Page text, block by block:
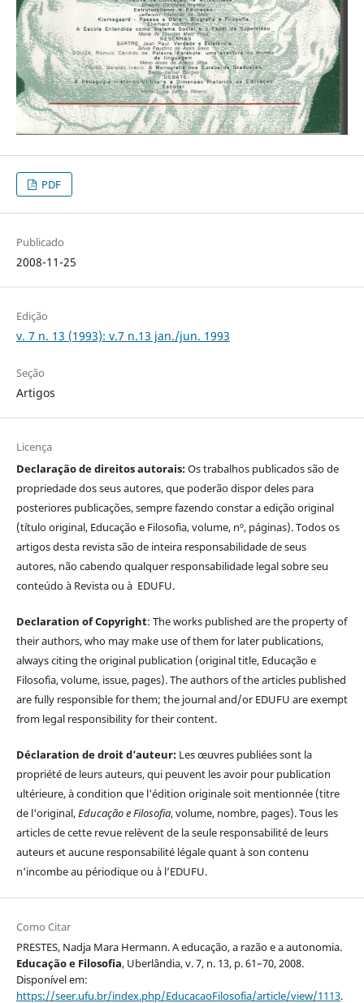
PDF
Publicado
2008-11-25
Edição
v. 7 n. 13 (1993): v.7 n.13 jan./jun. 1993
Seção
Artigos
Licença
Declaração de direitos autorais:Os trabalhos publicados são de
propriedade dos seus autores, que poderão dispor deles para
posteriores publicações, sempre fazendo constar a edição original
(título original, Educação e Filosofia, volume, nº, páginas). Todos os
artigos desta revista são de inteira responsabilidade de seus
autores, não cabendo qualquer responsabilidade legal sobre seu
conteúdo à Revista ou à EDUFU.
Declaration of Copyright: The works published are the property of
their authors, who may make use of them for later publications,
always citing the original publication (original title, Educação e
Filosofia, volume, issue, pages). The authors of the articles published
are fully responsible for them; the journal and/or EDUFU are exempt
from legal responsibility for their content.
Déclaration de droit d’auteur: Les œuvres publiées sont la
propriété de leurs auteurs, qui peuvent les avoir pour publication
ultérieure, à condition que l'édition originale soit mentionnée (titre
de l'original,Educação e Filosofia, volume, nombre, pages). Tous les
articles de cette revue relèvent de la seule responsabilité de leurs
auteurs et aucune responsabilité légale quant à son contenu
n'incombe au périodique ou à l’EDUFU.
Como Citar
PRESTES, Nadja Mara Hermann. A educação, a razão e a autonomia.
Educação e Filosofia, Uberlândia, v. 7, n. 13, p. 61–70, 2008.
Disponível em:
https://seer.ufu.br/index.php/EducacaoFilosofia/article/view/1113.